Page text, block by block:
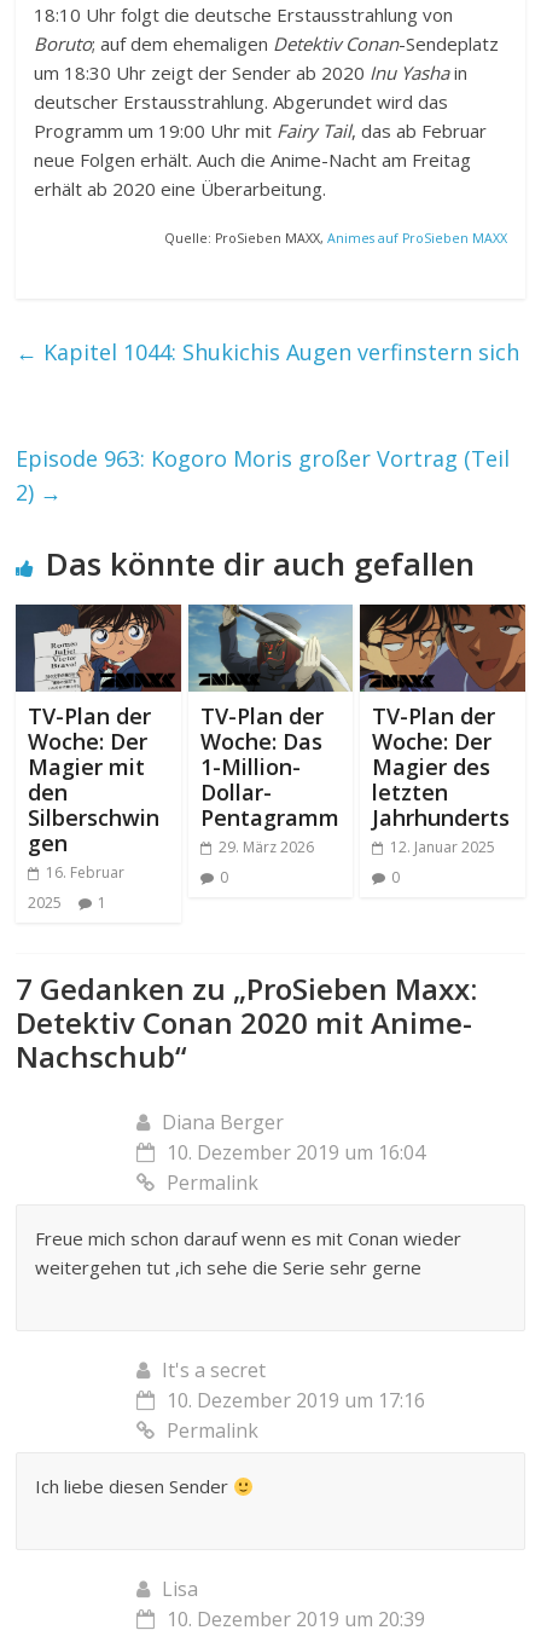
18:10 Uhr folgt die deutsche Erstausstrahlung von
Boruto; auf dem ehemaligen Detektiv Conan-Sendeplatz
um 18:30 Uhr zeigt der Sender ab 2020 Inu Yashain
deutscher Erstausstrahlung. Abgerundet wird das
Programm um 19:00 Uhr mit Fairy Tail, das ab Februar
neue Folgen erhält. Auch die Anime-Nacht am Freitag
erhält ab 2020 eine Überarbeitung.
Quelle: ProSieben MAXX, Animes auf ProSieben MAXX
← Kapitel 1044: Shukichis Augen verfinstern sich
Episode 963: Kogoro Moris großer Vortrag (Teil
2) →
Das könnte dir auch gefallen
TV-Plan der
Woche: Der
Magier mit
den
Silberschwin
gen
16. Februar
2025
1
TV-Plan der
Woche: Das
1-Million-
Dollar-
Pentagramm
29. März 2026
0
TV-Plan der
Woche: Der
Magier des
letzten
Jahrhunderts
12. Januar 2025
0
7 Gedanken zu „ProSieben Maxx:
Detektiv Conan 2020 mit Anime-
Nachschub“
Diana Berger
10. Dezember 2019 um 16:04
Permalink
Freue mich schon darauf wenn es mit Conan wieder
weitergehen tut ,ich sehe die Serie sehr gerne
It's a secret
10. Dezember 2019 um 17:16
Permalink
Ich liebe diesen Sender
Lisa
10. Dezember 2019 um 20:39